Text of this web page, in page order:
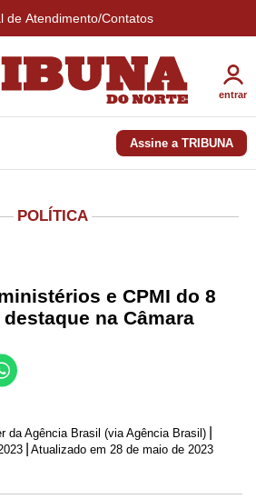
de Atendimento/Contatos
entrar
Assine a TRIBUNA
POLÍTICA
e CPMI do 8
na Câmara
da Agência Brasil (via Agência Brasil)
Atualizado em 28 de maio de 2023